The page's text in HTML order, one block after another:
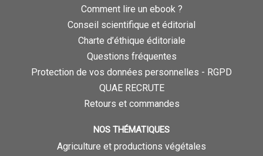
Comment lire un ebook ?
Conseil scientifique et éditorial
Charte d’éthique éditoriale
Questions fréquentes
Protection de vos données personnelles - RGPD
QUAE RECRUTE
Retours et commandes
NOS THÉMATIQUES
Agriculture et productions végétales